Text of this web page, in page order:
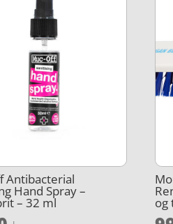
Antibacterial
Hand Spray –
– 32 ml og